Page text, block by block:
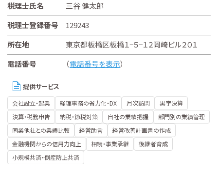
税理士氏名
三谷 健太郎
税理士登録番号
129243
所在地
東京都板橋区板橋１−５−１２岡崎ビル２０１
電話番号
（電話番号を表示）
提供サービス
会社設立・起業 経理事務の省力化・DX 月次訪問
黒字決算
決算・税務申告
納税・節税対策 自社の業績把握
部門別の業績管理
同業他社との業績比較
経営助言
経営改善計画書の作成
金融機関からの信用力向上
相続・事業承継
後継者育成
小規模共済・倒産防止共済